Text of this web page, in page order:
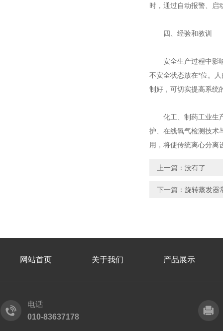
时，通过自动报警、启
四、经验和教训
安全生产过程中影响
不安全状态放在*位。
制好，可切实提高系统
化工、制药工业生产
护、在线氧气检测技术
用，将使传统离心分离
上一篇：没有了
下一篇： 旋转蒸发器
网站首页 关于我们 产品展示
电话
010-83637178